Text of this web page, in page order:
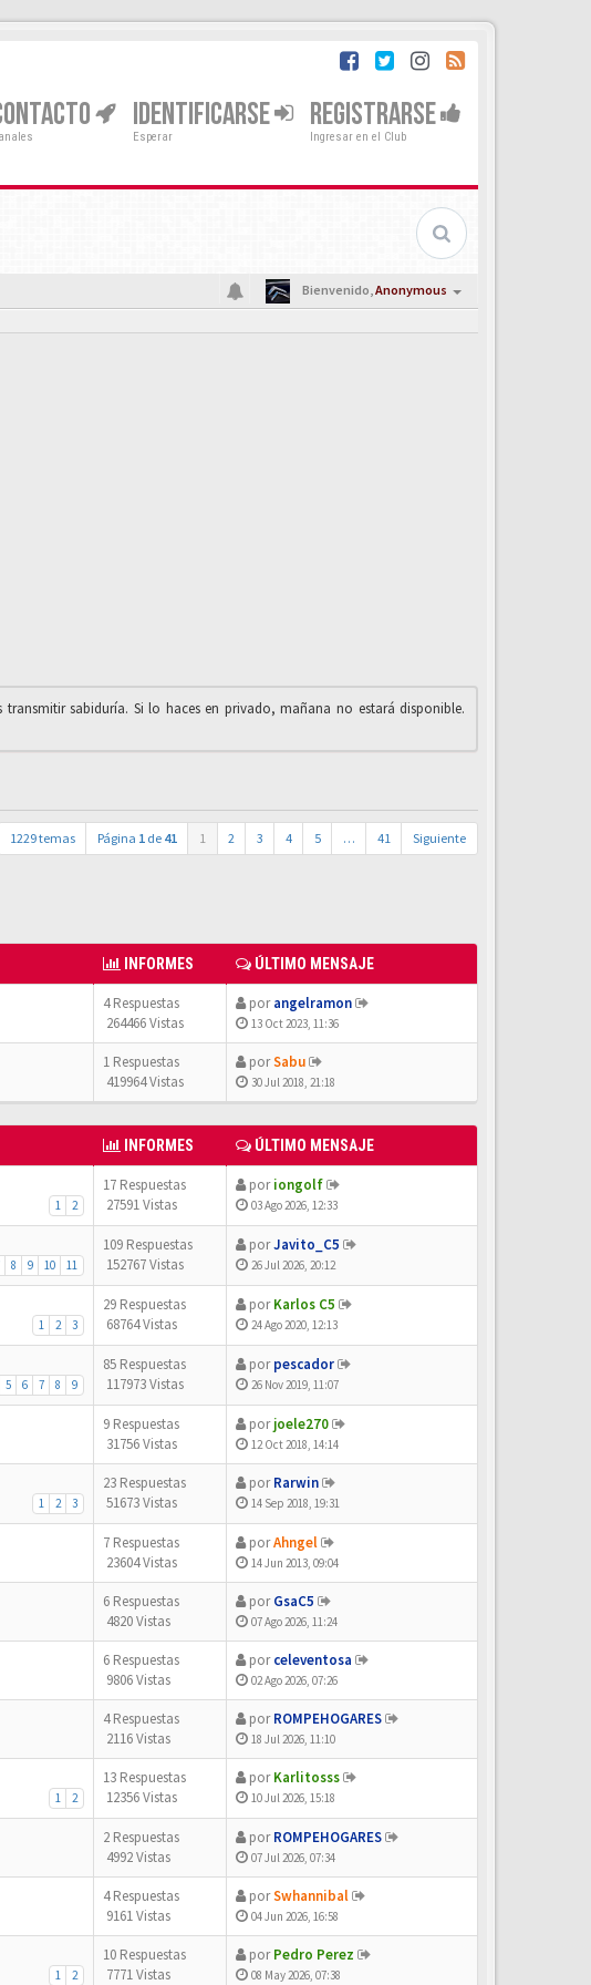
IDENTIFICARSE
Esperar
REGISTRARSE
Ingresar en el Club
Bienvenido,Anonymous
transmitir sabiduría. Si lo haces en privado, mañana no estará disponible.
1229 temas Página 1 de 41 1 2 3 4 5 … 41 Siguiente
INFORMES ÚLTIMO MENSAJE
4 Respuestas
264466 Vistas
porangelramon
13 Oct 2023, 11:36
1 Respuestas
419964 Vistas
porSabu
30 Jul 2018, 21:18
INFORMES ÚLTIMO MENSAJE
1 2
17 Respuestas
27591 Vistas
poriongolf
03 Ago 2026, 12:33
8 9 10 11
109 Respuestas
152767 Vistas
porJavito_C5
26 Jul 2026, 20:12
1 2 3
29 Respuestas
68764 Vistas
porKarlos C5
24 Ago 2020, 12:13
5 6 7 8 9
85 Respuestas
117973 Vistas
porpescador
26 Nov 2019, 11:07
9 Respuestas
31756 Vistas
porjoele270
12 Oct 2018, 14:14
1 2 3
23 Respuestas
51673 Vistas
porRarwin
14 Sep 2018, 19:31
7 Respuestas
23604 Vistas
porAhngel
14 Jun 2013, 09:04
6 Respuestas
4820 Vistas
porGsaC5
07 Ago 2026, 11:24
6 Respuestas
9806 Vistas
porceleventosa
02 Ago 2026, 07:26
4 Respuestas
2116 Vistas
porROMPEHOGARES
18 Jul 2026, 11:10
1 2
13 Respuestas
12356 Vistas
porKarlitosss
10 Jul 2026, 15:18
2 Respuestas
4992 Vistas
porROMPEHOGARES
07 Jul 2026, 07:34
4 Respuestas
9161 Vistas
porSwhannibal
04 Jun 2026, 16:58
1 2
10 Respuestas
7771 Vistas
porPedro Perez
08 May 2026, 07:38